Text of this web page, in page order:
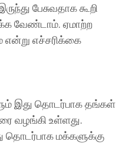
பேசுவதாக கூறி
வேண்டாம். ஏமாற்ற
என்று எச்சரிக்கை
இது தொடர்பாக தங்கள்
வழங்கி உள்ளது.
தொடர்பாக மக்களுக்கு